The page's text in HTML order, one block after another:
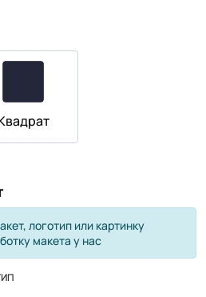
логотип или картинку
макета у нас